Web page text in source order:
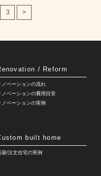
3 >
/ Reform
ノベーションの流れ
ノベーションの費用目安
ノベーションの実例
built home
築/注文住宅の実例